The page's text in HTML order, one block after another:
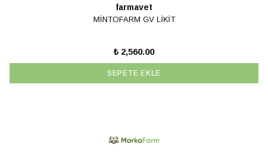
farmavet
MİNTOFARM GV LİKİT
₺ 2,560.00
SEPETE EKLE